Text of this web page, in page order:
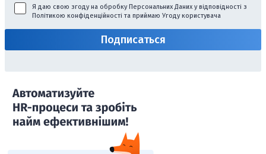
Я даю свою згоду на обробку Персональних Даних у відповідності з
Політикою конфіденційності та приймаю Угоду користувача